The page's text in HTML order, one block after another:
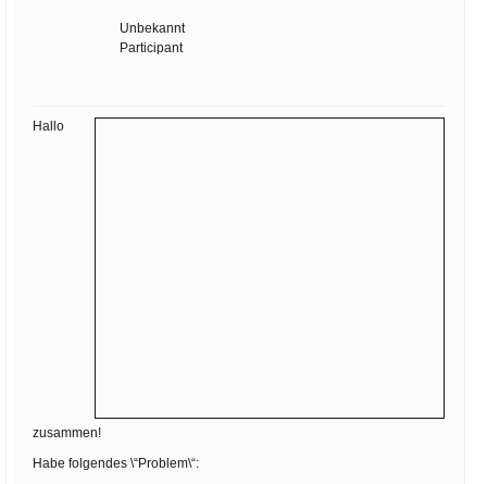
Unbekannt
Participant
Hallo
zusammen!
Habe folgendes \“Problem\“:
KuNoMail, usw.
E-Mail